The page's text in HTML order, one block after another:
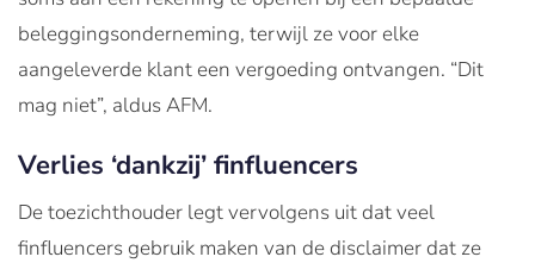
beleggingsonderneming, terwijl ze voor elke
aangeleverde klant een vergoeding ontvangen. “Dit
mag niet”, aldus AFM.
Verlies ‘dankzij’ finfluencers
De toezichthouder legt vervolgens uit dat veel
finfluencers gebruik maken van de disclaimer dat ze